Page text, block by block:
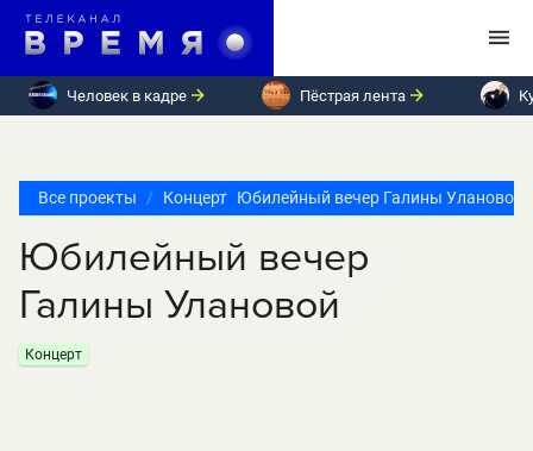
Человек в кадре Пёстрая лента
Все проекты Концерт Юбилейный вечер Галины Улановой
Юбилейный вечер
Галины Улановой
Концерт